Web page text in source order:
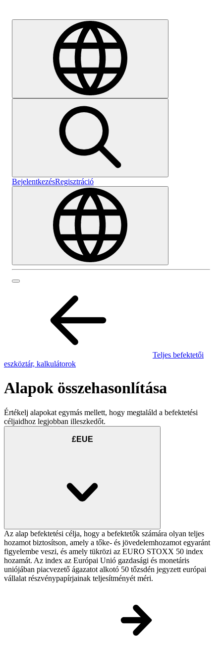
BejelentkezésRegisztráció
Teljes befektetői
eszköztár, kalkulátorok
Alapok összehasonlítása
Értékelj alapokat egymás mellett, hogy megtaláld a befektetési
céljaidhoz legjobban illeszkedőt.
£EUE
Az alap befektetési célja, hogy a befektetők számára olyan teljes
hozamot biztosítson, amely a tőke- és jövedelemhozamot egyaránt
figyelembe veszi, és amely tükrözi az EURO STOXX 50 index
hozamát. Az index az Európai Unió gazdasági és monetáris
uniójában piacvezető ágazatot alkotó 50 tőzsdén jegyzett európai
vállalat részvénypapírjainak teljesítményét méri.